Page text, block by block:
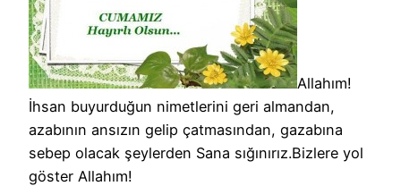
Allahım!
İhsan buyurduğun nimetlerini geri almandan,
azabının ansızın gelip çatmasından, gazabına
sebep olacak şeylerden Sana sığınırız.Bizlere yol
göster Allahım!